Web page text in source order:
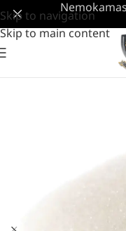
Skip to navigation
Skip to main content